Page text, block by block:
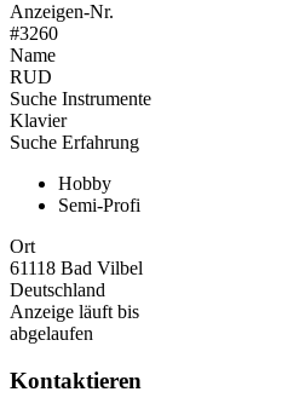
Anzeigen-Nr.
#3260
Name
RUD
Suche Instrumente
Klavier
Suche Erfahrung
Hobby
Semi-Profi
Ort
61118 Bad Vilbel
Deutschland
Anzeige läuft bis
abgelaufen
Kontaktieren